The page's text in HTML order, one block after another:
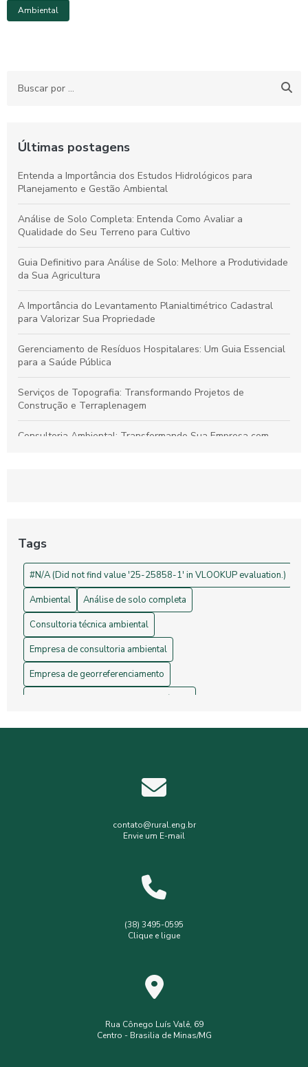
Ambiental
Últimas postagens
Entenda a Importância dos Estudos Hidrológicos para
Planejamento e Gestão Ambiental
Análise de Solo Completa: Entenda Como Avaliar a
Qualidade do Seu Terreno para Cultivo
Guia Definitivo para Análise de Solo: Melhore a Produtividade
da Sua Agricultura
A Importância do Levantamento Planialtimétrico Cadastral
para Valorizar Sua Propriedade
Gerenciamento de Resíduos Hospitalares: Um Guia Essencial
para a Saúde Pública
Serviços de Topografia: Transformando Projetos de
Construção e Terraplenagem
Consultoria Ambiental: Transformando Sua Empresa com
Drones na Topografia: Revolucionando Medições e Mapas
Tags
#N/A (Did not find value '25-25858-1' in VLOOKUP evaluation.)
Ambiental
Análise de solo completa
Consultoria técnica ambiental
Empresa de consultoria ambiental
Empresa de georreferenciamento
Empresa de gerenciamento de resíduos
Gerenciamento de resíduos hospitalares
Gerenciamento de resíduos sólidos
Levantamento planialtimétrico cadastral
Levantamento topográfico com drone
analise de solo interpretação
assistência técnica
contato@rural.eng.br
Envie um E-mail
(38) 3495-0595
Clique e ligue
Rua Cônego Luís Valê, 69
Centro - Brasilia de Minas/MG